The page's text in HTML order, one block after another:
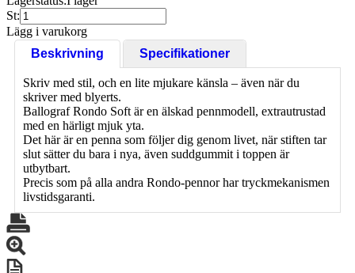
St:
Lägg i varukorg
Beskrivning
Specifikationer
Skriv med stil, och en lite mjukare känsla – även när du
skriver med blyerts.
Ballograf Rondo Soft är en älskad pennmodell, extrautrustad
med en härligt mjuk yta.
Det här är en penna som följer dig genom livet, när stiften tar
slut sätter du bara i nya, även suddgummit i toppen är
utbytbart.
Precis som på alla andra Rondo-pennor har tryckmekanismen
livstidsgaranti.